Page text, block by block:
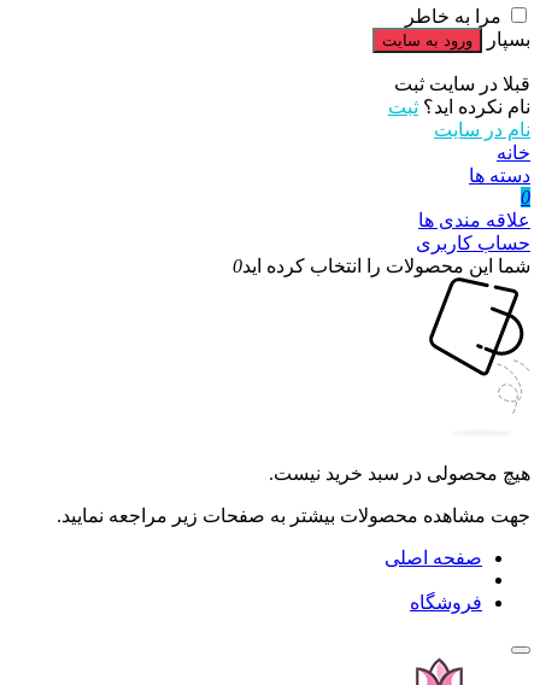
مرا به خاطر
بسپار
قبلا در سایت ثبت
نام نکرده اید؟ ثبت
نام در سایت
خانه
دسته ها
0
علاقه مندی ها
حساب کاربری
شما این محصولات را انتخاب کرده اید0
هیچ محصولی در سبد خرید نیست.
جهت مشاهده محصولات بیشتر به صفحات زیر مراجعه نمایید.
صفحه اصلی
فروشگاه